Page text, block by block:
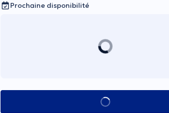
Prochaine disponibilité
Voir tout